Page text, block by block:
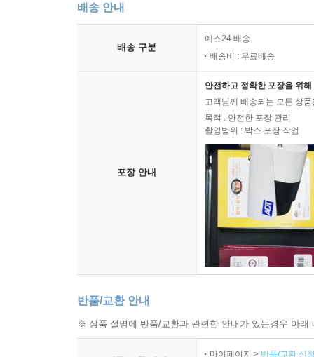
배송 안내
배송 구분
예스24 배송
배송비 : 무료배송
포장 안내
안전하고 정확한 포장을 위
고객님께 배송되는 모든 상
목적 : 안전한 포장 관리
촬영범위 : 박스 포장 작업
반품/교환 안내
※ 상품 설명에 반품/교환과 관련한 안내가 있는경우 아
마이페이지 > 반품/교환 신